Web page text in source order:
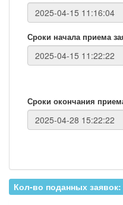
Сроки начала приема
Сроки окончания
Кол-во поданных заявок: